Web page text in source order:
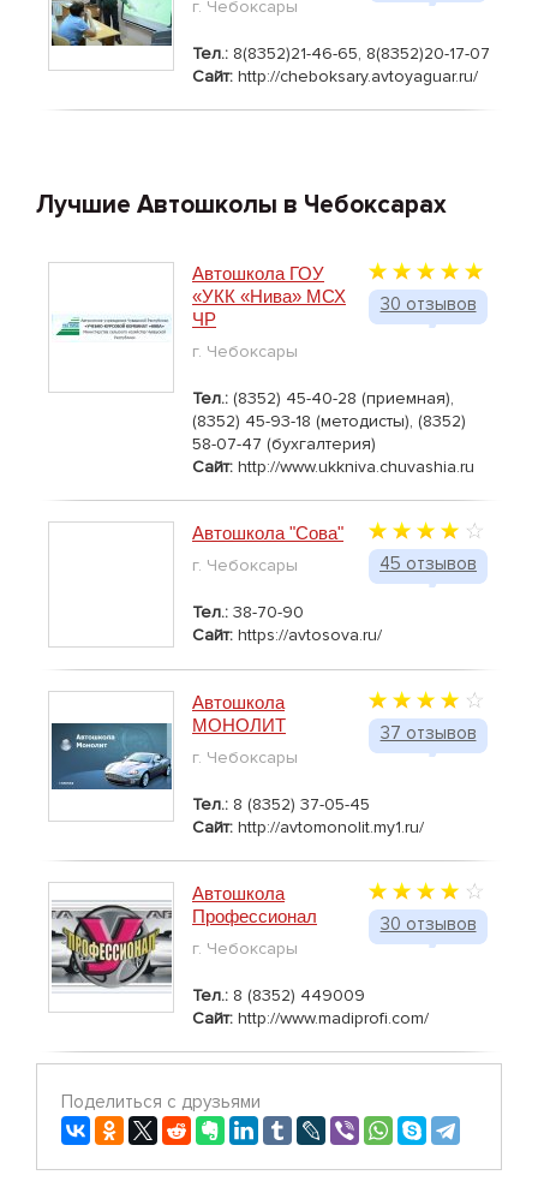
г. Чебоксары
Тел.: 8(8352)21-46-65, 8(8352)20-17-07
Сайт: http://cheboksary.avtoyaguar.ru/
Лучшие Автошколы в Чебоксарах
30 отзывов
Автошкола ГОУ
«УКК «Нива» МСХ
ЧР
г. Чебоксары
Тел.: (8352) 45-40-28 (приемная),
(8352) 45-93-18 (методисты), (8352)
58-07-47 (бухгалтерия)
Сайт: http://www.ukkniva.chuvashia.ru
45 отзывов
Автошкола "Сова"
г. Чебоксары
Тел.: 38-70-90
Сайт: https://avtosova.ru/
37 отзывов
Автошкола
МОНОЛИТ
г. Чебоксары
Тел.: 8 (8352) 37-05-45
Сайт: http://avtomonolit.my1.ru/
30 отзывов
Автошкола
Профессионал
г. Чебоксары
Тел.: 8 (8352) 449009
Сайт: http://www.madiprofi.com/
Поделиться с друзьями